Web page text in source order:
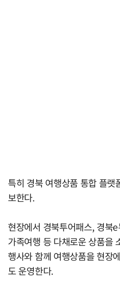
특히 경북 여행상품 통합 플
보한다.
현장에서 경북투어패스, 경북
가족여행 등 다채로운 상품을
행사와 함께 여행상품을 현장
도 운영한다.